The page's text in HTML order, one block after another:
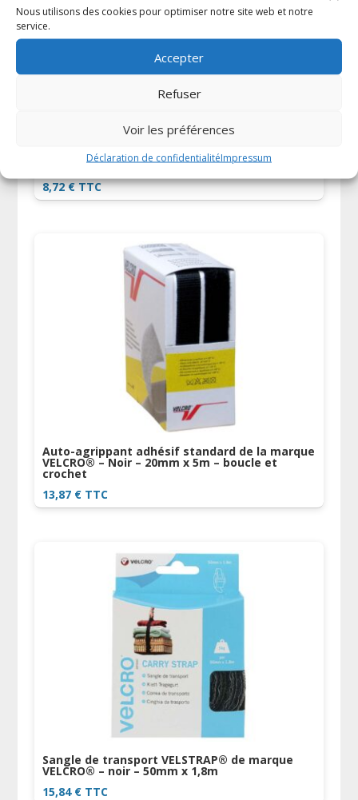
Nous utilisons des cookies pour optimiser notre site web et notre
service.
Accepter
Refuser
Voir les préférences
Déclaration de confidentialitéImpressum
Attache-câble Velcro One-Wrap straps –
Panaché – 20 x 330mm x 10pcs
8,72€ TTC
Auto-agrippant adhésif standard de la marque
VELCRO® – Noir – 20mm x 5m – boucle et
crochet
13,87 € TTC
Sangle de transport VELSTRAP® de marque
VELCRO® – noir – 50mm x 1,8m
15,84 € TTC